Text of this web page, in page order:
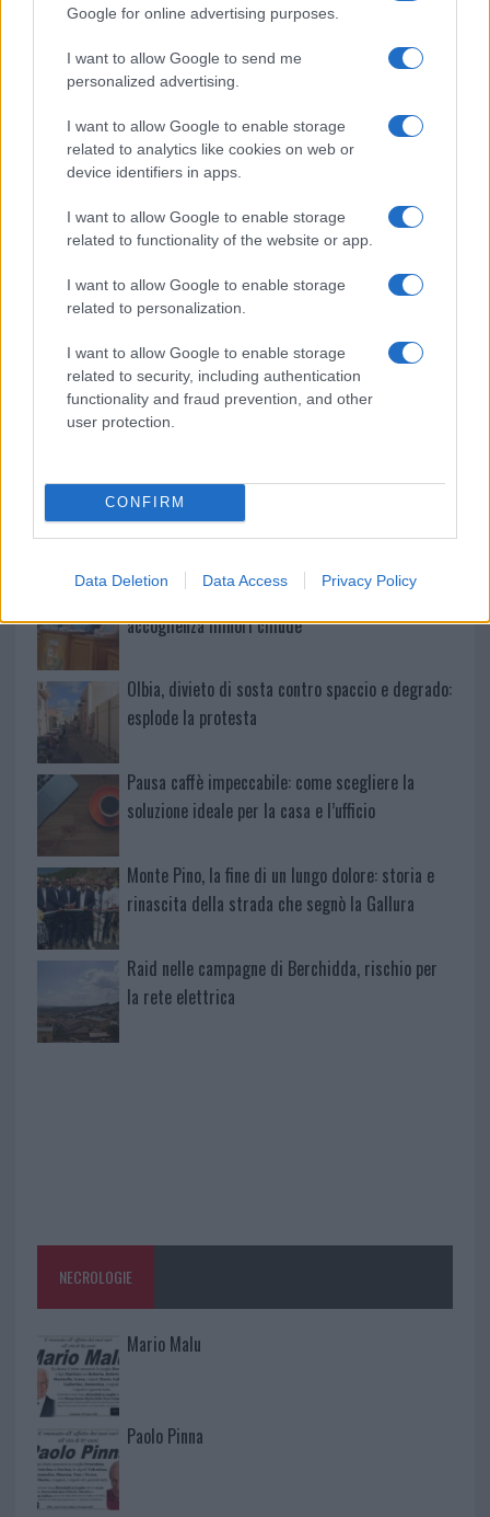
Google for online advertising purposes.
I want to allow Google to send me
personalized advertising.
I want to allow Google to enable storage
related to analytics like cookies on web or
device identifiers in apps.
I want to allow Google to enable storage
related to functionality of the website or app.
I want to allow Google to enable storage
related to personalization.
I want to allow Google to enable storage
related to security, including authentication
functionality and fraud prevention, and other
user protection.
CONFIRM
Data Deletion Data Access Privacy Policy
daGoogle News
F
a
ce
b
o
o
k
T
w
it
te
r
Pi
n
te
re
st
W
h
at
s
A
p
p
S
a
re
Articolo precedente
Prossimo articolo
NOTIZIE RECENTI
Le previsioni meteo per il weekend a Olbia e in
Michelle Hunziker in Gallura, bella anche dal
vivo: un amico vip svela come fa
Calangianus, dopo le polemiche il centro
accoglienza minori chiude
Olbia, divieto di sosta contro spaccio e degrado:
esplode la protesta
Pausa caffè impeccabile: come scegliere la
soluzione ideale per la casa e l’ufficio
Monte Pino, la fine di un lungo dolore: storia e
rinascita della strada che segnò la Gallura
Raid nelle campagne di Berchidda, rischio per
la rete elettrica
NECROLOGIE
Mario Malu
Paolo Pinna